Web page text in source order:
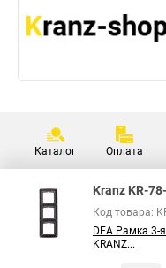
Каталог Оплата
Kranz KR-
Код товара:
DEA Рамка 3-
KRANZ...